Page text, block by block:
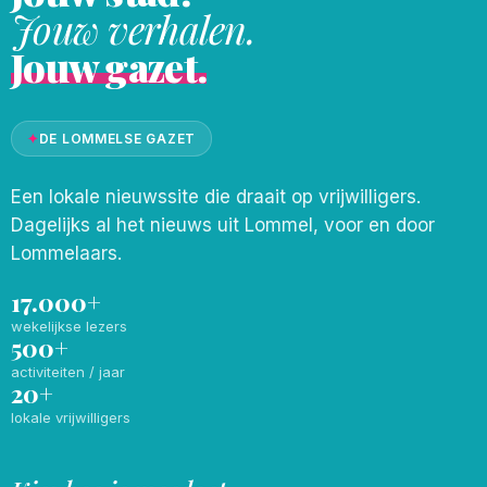
Jouw verhalen.
Jouw gazet.
✦DE LOMMELSE GAZET
Een lokale nieuwssite die draait op vrijwilligers.
Dagelijks al het nieuws uit Lommel, voor en door
Lommelaars.
17.000+
wekelijkse lezers
500+
activiteiten / jaar
20+
lokale vrijwilligers